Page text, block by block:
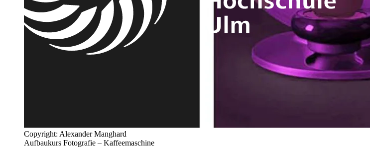
Copyright: Alexander Manghard
Aufbaukurs Fotografie – Kaffeemaschine